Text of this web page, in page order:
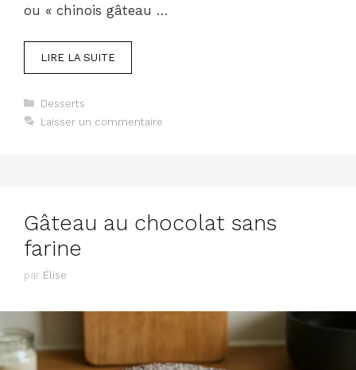
ou « chinois gâteau …
LIRE LA SUITE
Catégories
Desserts
Laisser un commentaire
Gâteau au chocolat sans
farine
par Élise